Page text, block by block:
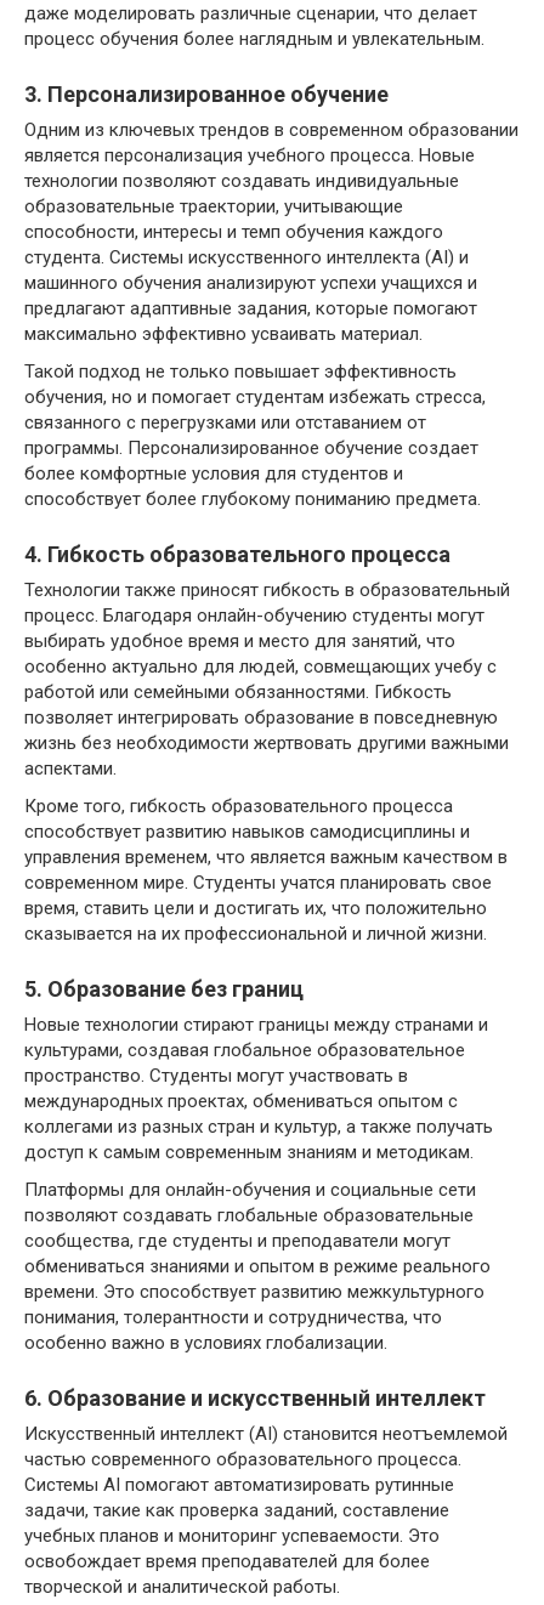
даже моделировать различные сценарии, что делает
процесс обучения более наглядным и увлекательным.
3. Персонализированное обучение
Одним из ключевых трендов в современном образовании
является персонализация учебного процесса. Новые
технологии позволяют создавать индивидуальные
образовательные траектории, учитывающие
способности, интересы и темп обучения каждого
студента. Системы искусственного интеллекта (AI) и
машинного обучения анализируют успехи учащихся и
предлагают адаптивные задания, которые помогают
максимально эффективно усваивать материал.
Такой подход не только повышает эффективность
обучения, но и помогает студентам избежать стресса,
связанного с перегрузками или отставанием от
программы. Персонализированное обучение создает
более комфортные условия для студентов и
способствует более глубокому пониманию предмета.
4. Гибкость образовательного процесса
Технологии также приносят гибкость в образовательный
процесс. Благодаря онлайн-обучению студенты могут
выбирать удобное время и место для занятий, что
особенно актуально для людей, совмещающих учебу с
работой или семейными обязанностями. Гибкость
позволяет интегрировать образование в повседневную
жизнь без необходимости жертвовать другими важными
аспектами.
Кроме того, гибкость образовательного процесса
способствует развитию навыков самодисциплины и
управления временем, что является важным качеством в
современном мире. Студенты учатся планировать свое
время, ставить цели и достигать их, что положительно
сказывается на их профессиональной и личной жизни.
5. Образование без границ
Новые технологии стирают границы между странами и
культурами, создавая глобальное образовательное
пространство. Студенты могут участвовать в
международных проектах, обмениваться опытом с
коллегами из разных стран и культур, а также получать
доступ к самым современным знаниям и методикам.
Платформы для онлайн-обучения и социальные сети
позволяют создавать глобальные образовательные
сообщества, где студенты и преподаватели могут
обмениваться знаниями и опытом в режиме реального
времени. Это способствует развитию межкультурного
понимания, толерантности и сотрудничества, что
особенно важно в условиях глобализации.
6. Образование и искусственный интеллект
Искусственный интеллект (AI) становится неотъемлемой
частью современного образовательного процесса.
Системы AI помогают автоматизировать рутинные
задачи, такие как проверка заданий, составление
учебных планов и мониторинг успеваемости. Это
освобождает время преподавателей для более
творческой и аналитической работы.